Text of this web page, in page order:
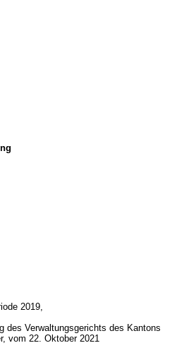
2019,
des Verwaltungsgerichts des Kantons
vom 22. Oktober 2021